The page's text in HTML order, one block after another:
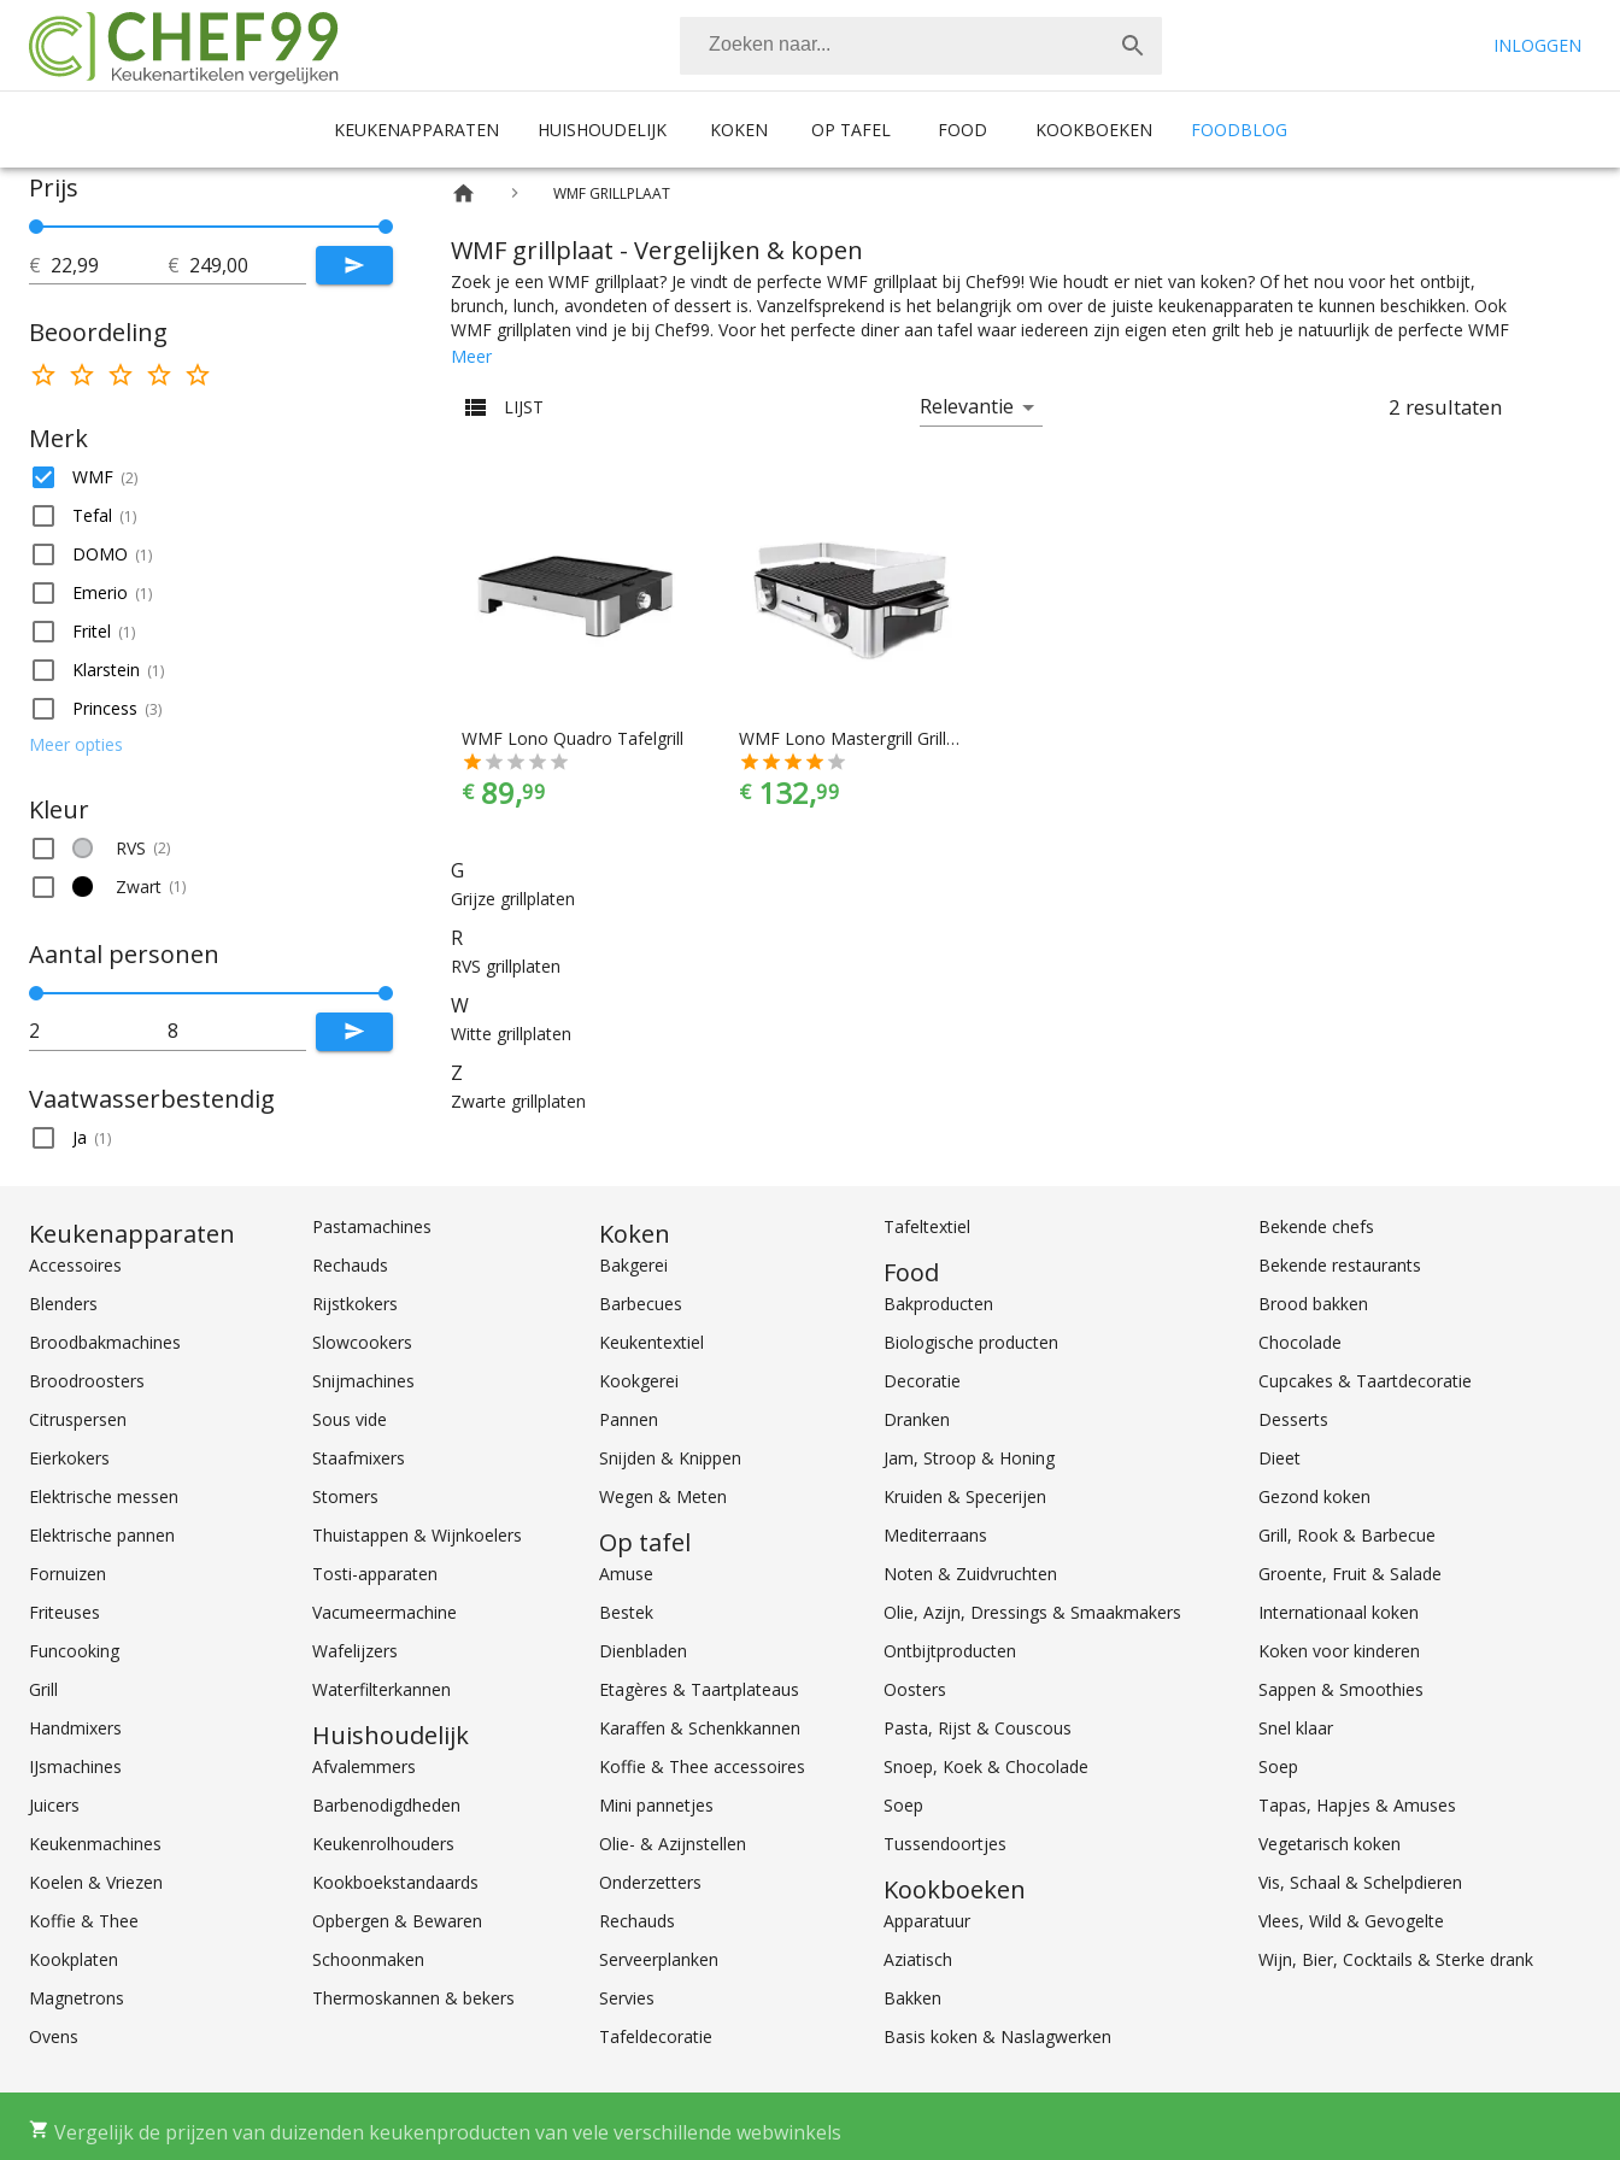
INLOGGEN
KEUKENAPPARATEN HUISHOUDELIJK KOKEN OP TAFEL FOOD KOOKBOEKEN FOODBLOG
Prijs
€ €
Beoordeling
Merk
WMF (2)
Tefal (1)
DOMO (1)
Emerio (1)
Fritel (1)
Klarstein (1)
Princess (3)
Meer opties
Kleur
RVS (2)
Zwart (1)
Aantal personen
Vaatwasserbestendig
Ja (1)
WMF GRILLPLAAT
WMF grillplaat - Vergelijken & kopen
Zoek je een WMF grillplaat? Je vindt de perfecte WMF grillplaat bij Chef99! Wie houdt er niet van koken? Of het nou voor het ontbijt,
brunch, lunch, avondeten of dessert is. Vanzelfsprekend is het belangrijk om over de juiste keukenapparaten te kunnen beschikken. Ook
WMF grillplaten vind je bij Chef99. Voor het perfecte diner aan tafel waar iedereen zijn eigen eten grilt heb je natuurlijk de perfecte WMF
grillplaat nodig. Kies makkelijk het product met de juiste specificaties. Of je nou een kleine grillplaat zoekt of een grillplaat zoekt waar je
Grillplaten zijn er te vinden in alle prijscategorieën, voor ieder is er wel wat wils. En met ook nog eens de juiste kleurselectie vind je de kleur
Meer
LIJST Relevantie 2 resultaten
WMF Lono Quadro Tafelgrill
€ 89,99
WMF Lono Mastergrill Grillplaat
€ 132,99
G
Grijze grillplaten
R
RVS grillplaten
W
Witte grillplaten
Z
Zwarte grillplaten
Keukenapparaten
Accessoires
Blenders
Broodbakmachines
Broodroosters
Citruspersen
Eierkokers
Elektrische messen
Elektrische pannen
Fornuizen
Friteuses
Funcooking
Grill
Handmixers
IJsmachines
Juicers
Keukenmachines
Koelen & Vriezen
Koffie & Thee
Kookplaten
Magnetrons
Ovens
Pastamachines
Rechauds
Rijstkokers
Slowcookers
Snijmachines
Sous vide
Staafmixers
Stomers
Thuistappen & Wijnkoelers
Tosti-apparaten
Vacumeermachine
Wafelijzers
Waterfilterkannen
Huishoudelijk
Afvalemmers
Barbenodigdheden
Keukenrolhouders
Kookboekstandaards
Opbergen & Bewaren
Schoonmaken
Thermoskannen & bekers
Koken
Bakgerei
Barbecues
Keukentextiel
Kookgerei
Pannen
Snijden & Knippen
Wegen & Meten
Op tafel
Amuse
Bestek
Dienbladen
Etagères & Taartplateaus
Karaffen & Schenkkannen
Koffie & Thee accessoires
Mini pannetjes
Olie- & Azijnstellen
Onderzetters
Rechauds
Serveerplanken
Servies
Tafeldecoratie
Tafeltextiel
Food
Bakproducten
Biologische producten
Decoratie
Dranken
Jam, Stroop & Honing
Kruiden & Specerijen
Mediterraans
Noten & Zuidvruchten
Olie, Azijn, Dressings & Smaakmakers
Ontbijtproducten
Oosters
Pasta, Rijst & Couscous
Snoep, Koek & Chocolade
Soep
Tussendoortjes
Kookboeken
Apparatuur
Aziatisch
Bakken
Basis koken & Naslagwerken
Bekende chefs
Bekende restaurants
Brood bakken
Chocolade
Cupcakes & Taartdecoratie
Desserts
Dieet
Gezond koken
Grill, Rook & Barbecue
Groente, Fruit & Salade
Internationaal koken
Koken voor kinderen
Sappen & Smoothies
Snel klaar
Soep
Tapas, Hapjes & Amuses
Vegetarisch koken
Vis, Schaal & Schelpdieren
Vlees, Wild & Gevogelte
Wijn, Bier, Cocktails & Sterke drank
Vergelijk de prijzen van duizenden keukenproducten van vele verschillende webwinkels